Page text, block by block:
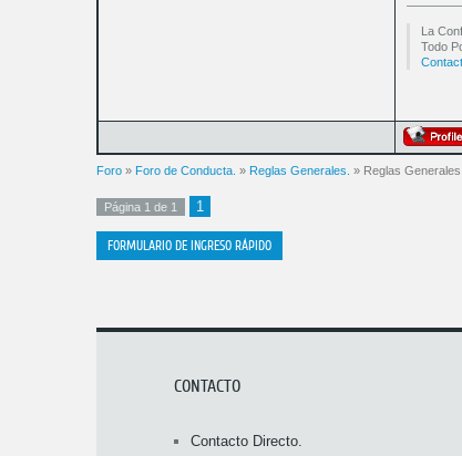
La
Todo
Foro » Foro de Conducta. » Reglas Generales. » Reglas
Página 1 de 1 1
CONTACTO
Contacto Directo.